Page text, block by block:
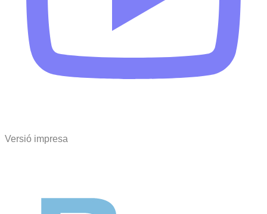
Versió impresa